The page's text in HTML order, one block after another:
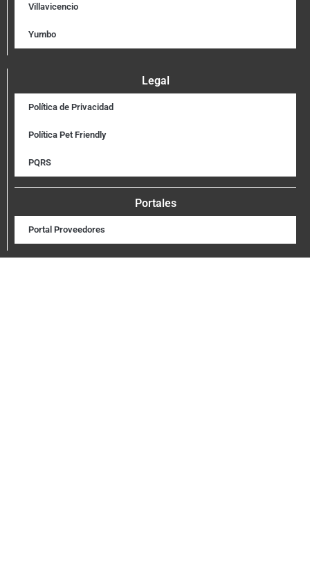
Villavicencio
Yumbo
Legal
Política de Privacidad
Política Pet Friendly
PQRS
Portales
Portal Proveedores